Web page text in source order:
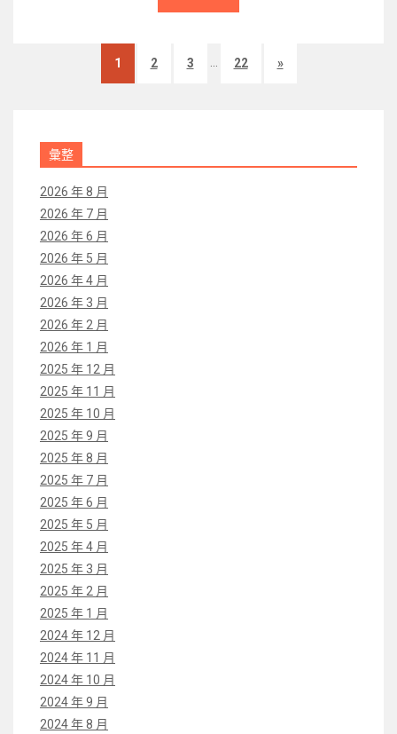
1 2 3 ... 22 »
彙整
2026 年 8 月
2026 年 7 月
2026 年 6 月
2026 年 5 月
2026 年 4 月
2026 年 3 月
2026 年 2 月
2026 年 1 月
2025 年 12 月
2025 年 11 月
2025 年 10 月
2025 年 9 月
2025 年 8 月
2025 年 7 月
2025 年 6 月
2025 年 5 月
2025 年 4 月
2025 年 3 月
2025 年 2 月
2025 年 1 月
2024 年 12 月
2024 年 11 月
2024 年 10 月
2024 年 9 月
2024 年 8 月